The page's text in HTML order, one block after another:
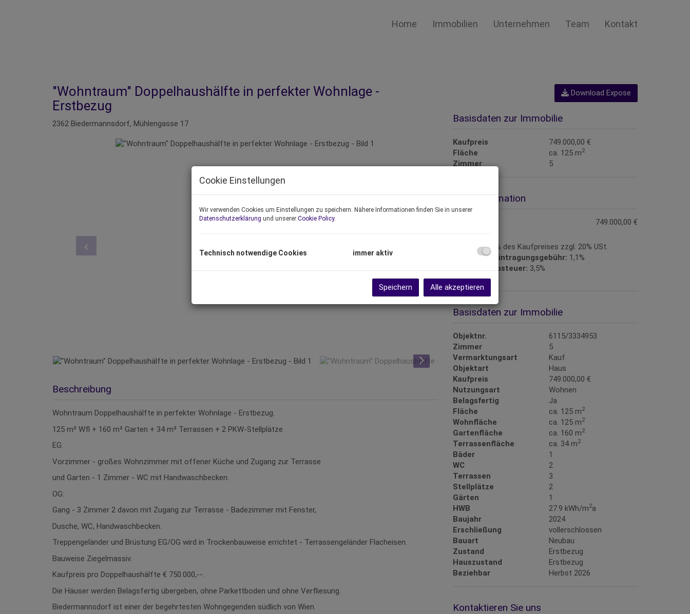
Home Immobilien Unternehmen Team Kontakt
"Wohntraum" Doppelhaushälfte in perfekter Wohnlage -
Erstbezug
2362 Biedermannsdorf, Mühlengasse 17
Beschreibung
Wohntraum Doppelhaushälfte in perfekter Wohnlage - Erstbezug.
125 m² Wfl + 160 m² Garten + 34 m² Terrassen + 2 PKW-Stellplätze
EG:
Vorzimmer - großes Wohnzimmer mit offener Küche und Zugang zur Terrasse
und Garten - 1 Zimmer - WC mit Handwaschbecken.
OG:
Gang - 3 Zimmer 2 davon mit Zugang zur Terrasse - Badezimmer mit Fenster,
Dusche, WC, Handwaschbecken.
Treppengeländer und Brüstung EG/OG wird in Trockenbauweise errichtet - Terrassengeländer Flacheisen.
Bauweise Ziegelmassiv.
Kaufpreis pro Doppelhaushälfte € 750.000,--.
Die Häuser werden Belagsfertig übergeben, ohne Parkettboden und ohne Verfliesung.
Biedermannsdorf ist einer der begehrtesten Wohngegenden südlich von Wien.
Download Expose
Basisdaten zur Immobilie
Kaufpreis
749.000,00 €
Fläche
ca. 125 m2
Zimmer 5
Preisinformation
749.000,00 €
Provision:
3% des Kaufpreises zzgl. 20% USt.
Grundbucheintragungsgebühr: 1,1%
Grunderwerbsteuer: 3,5%
Basisdaten zur Immobilie
Objektnr.
6115/3334953
Zimmer
5
Vermarktungsart
Kauf
Objektart
Haus
Kaufpreis
749.000,00 €
Nutzungsart
Wohnen
Belagsfertig
Ja
Fläche
ca. 125 m2
Wohnfläche ca. 125 m2
Gartenfläche ca. 160 m2
Terrassenfläche ca. 34 m2
Bäder
1
WC
2
Terrassen
3
Stellplätze
2
Gärten
1
HWB
27.9 kWh/m2a
Baujahr
2024
Erschließung
vollerschlossen
Bauart
Neubau
Zustand
Erstbezug
Hauszustand
Erstbezug
Beziehbar
Herbst 2026
Kontaktieren Sie uns
Cookie Einstellungen
Wir verwenden Cookies um Einstellungen zu speichern. Nähere Informationen finden Sie in unserer
Datenschutzerklärung und unserer Cookie Policy.
Technisch notwendige Cookies immer aktiv
Speichern Alle akzeptieren